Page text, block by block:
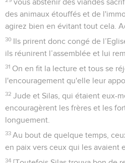
vous abstenir des viandes
des animaux étouffés et de
agirez bien en évitant tout cela.
30 Ils prirent donc congé de
ils réunirent l’assemblée et lui
31 On en fit la lecture et tous se
l'encouragement qu'elle leur
32 Jude et Silas, qui étaient eux-
encouragèrent les frères et les
longuement.
33 Au bout de quelque temps,
en paix vers ceux qui les avaient
34